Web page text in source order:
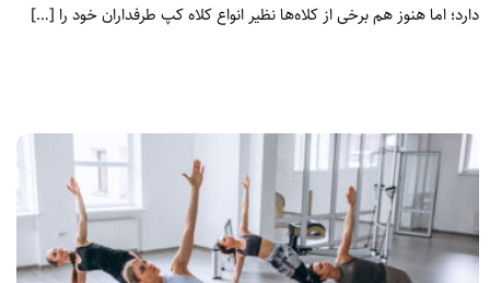
دارد؛ اما هنوز هم برخی از کلاه‌ها نظیر انواع کلاه کپ طرفداران خود را […]